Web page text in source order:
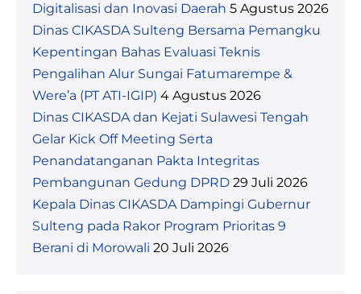
Digitalisasi dan Inovasi Daerah 5 Agustus 2026
Dinas CIKASDA Sulteng Bersama Pemangku
Kepentingan Bahas Evaluasi Teknis
Pengalihan Alur Sungai Fatumarempe &
Were’a (PT ATI-IGIP) 4 Agustus 2026
Dinas CIKASDA dan Kejati Sulawesi Tengah
Gelar Kick Off Meeting Serta
Penandatanganan Pakta Integritas
Pembangunan Gedung DPRD 29 Juli 2026
Kepala Dinas CIKASDA Dampingi Gubernur
Sulteng pada Rakor Program Prioritas 9
Berani di Morowali 20 Juli 2026